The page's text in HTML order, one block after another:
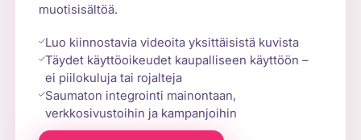
muotisisältöä.
Luo kiinnostavia videoita yksittäisistä kuvista
Täydet käyttöoikeudet kaupalliseen käyttöön –
ei piilokuluja tai rojalteja
Saumaton integrointi mainontaan,
verkkosivustoihin ja kampanjoihin